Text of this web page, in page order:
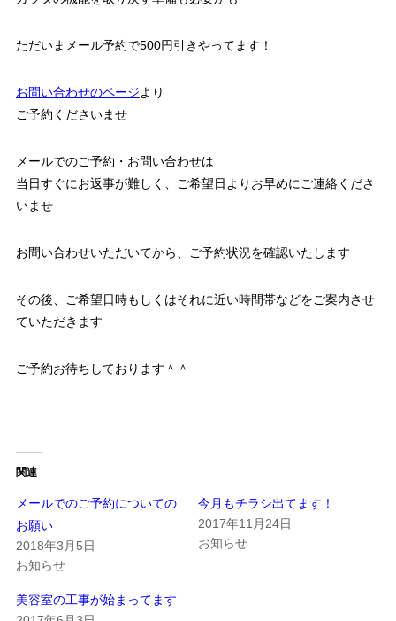
ただいまメール予約で500円引きやってます！
お問い合わせのページより
ご予約くださいませ
メールでのご予約・お問い合わせは
当日すぐにお返事が難しく、ご希望日よりお早めにご連絡くださ
いませ
お問い合わせいただいてから、ご予約状況を確認いたします
その後、ご希望日時もしくはそれに近い時間帯などをご案内させ
ていただきます
ご予約お待ちしております＾＾
関連
メールでのご予約についての
お願い
2018年3月5日
お知らせ
今月もチラシ出てます！
2017年11月24日
お知らせ
美容室の工事が始まってます